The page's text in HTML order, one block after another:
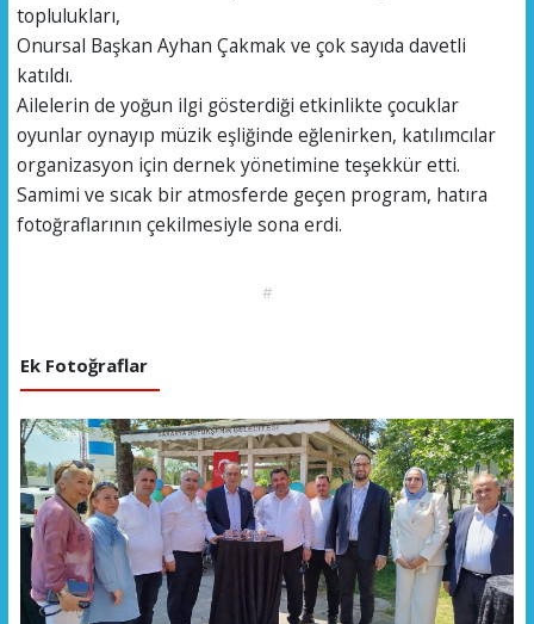
toplulukları,
Onursal Başkan Ayhan Çakmak ve çok sayıda davetli
katıldı.
Ailelerin de yoğun ilgi gösterdiği etkinlikte çocuklar
oyunlar oynayıp müzik eşliğinde eğlenirken, katılımcılar
organizasyon için dernek yönetimine teşekkür etti.
Samimi ve sıcak bir atmosferde geçen program, hatıra
fotoğraflarının çekilmesiyle sona erdi.
#
Ek Fotoğraflar